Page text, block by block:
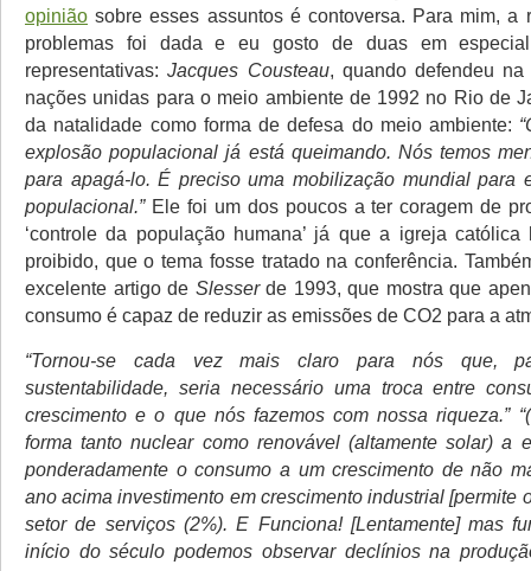
opinião sobre esses assuntos é contoversa. Para mim, a
problemas foi dada e eu gosto de duas em
representativas:Jacques Cousteau, quando defendeu na
nações unidas para o meio ambiente de 1992 no Rio de
da natalidade como forma de defesa do meio ambiente:
explosão populacional já está queimando. Nós temos
para apagá-lo. É preciso uma mobilização mundial para
populacional.” Ele foi um dos poucos a ter coragem de
‘controle da população humana’ já que a igreja
proibido, que o tema fosse tratado na conferência.
excelente artigo de Slesserde 1993, que mostra que
consumo é capaz de reduzir as emissões de CO2 para a
“Tornou-se cada vez mais claro para nós que,
sustentabilidade, seria necessário uma troca entre
crescimento e o que nós fazemos com nossa riqueza.”
forma tanto nuclear como renovável (altamente solar) a
ponderadamente o consumo a um crescimento de não
ano acima investimento em crescimento industrial [permite
setor de serviços (2%). E Funciona! [Lentamente] mas
início do século podemos observar declínios na